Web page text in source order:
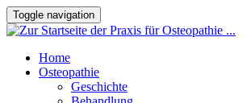
Toggle navigation
Home
Osteopathie
Geschichte